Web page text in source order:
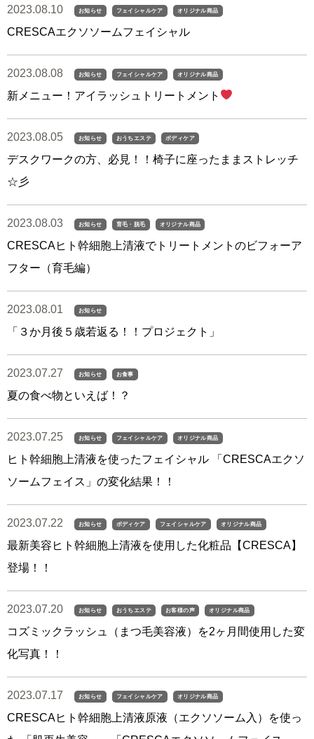
2023.08.10 お知らせ フェイシャルケア オリジナル商品
CRESCAエクソソームフェイシャル
2023.08.08 お知らせ フェイシャルケア オリジナル商品
新メニュー！アイラッシュトリートメント
2023.08.05 お知らせ おうちエステ ボディケア
デスクワークの方、必見！！椅子に座ったままストレッチ
☆彡
2023.08.03 お知らせ 育毛・脱毛 オリジナル商品
CRESCAヒト幹細胞上清液でトリートメントのビフォーア
フター（育毛編）
2023.08.01 お知らせ
「３か月後５歳若返る！！プロジェクト」
2023.07.27 お知らせ お食事
夏の食べ物といえば！？
2023.07.25 お知らせ フェイシャルケア オリジナル商品
ヒト幹細胞上清液を使ったフェイシャル 「CRESCAエクソ
ソームフェイス」の変化結果！！
2023.07.22 お知らせ ボディケア フェイシャルケア オリジナル商品
最新美容ヒト幹細胞上清液を使用した化粧品【CRESCA】
登場！！
2023.07.20 お知らせ おうちエステ お客様の声 オリジナル商品
コズミックラッシュ（まつ毛美容液）を2ヶ月間使用した変
化写真！！
2023.07.17 お知らせ フェイシャルケア オリジナル商品
CRESCAヒト幹細胞上清液原液（エクソソーム入）を使っ